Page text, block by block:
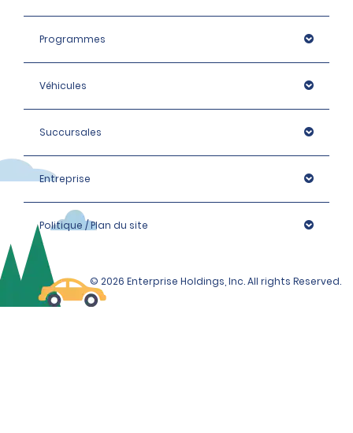
Programmes
Véhicules
Succursales
Entreprise
Politique / Plan du site
© 2026 Enterprise Holdings, Inc. All rights Reserved.